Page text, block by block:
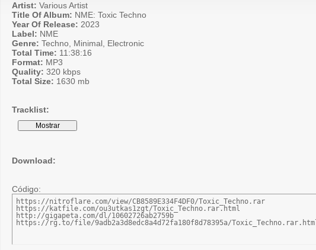
Artist: Various Artist
Title Of Album: NME: Toxic Techno
Year Of Release: 2023
Label: NME
Genre: Techno, Minimal, Electronic
Total Time: 11:38:16
Format: MP3
Quality: 320 kbps
Total Size: 1630 mb
Tracklist:
Download:
Código:
https://nitroflare.com/view/CB8589E334F4DF0/Toxic_Techno.rar
https://katfile.com/ou3utkas1zgt/Toxic_Techno.rar.html
http://gigapeta.com/dl/10602726ab2759b
https://rg.to/file/9adb2a3d8edc8a4d72fa180f8d78395a/